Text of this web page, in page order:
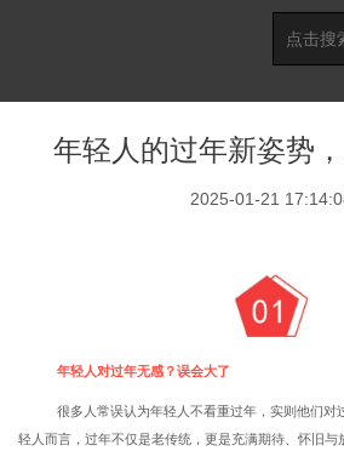
年轻人的过年新姿势
2025-01-21
年轻人对过年无感？误会大了
很多人常误认为年轻人不看重过年，实则他们对
轻人而言，过年不仅是老传统，更是充满期待、怀旧与